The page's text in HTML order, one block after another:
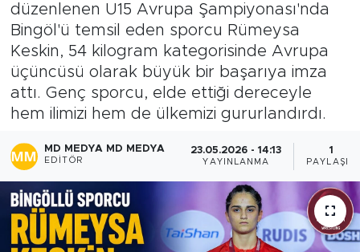
düzenlenen U15 Avrupa Şampiyonası'nda
Bingöl'ü temsil eden sporcu Rümeysa
Keskin, 54 kilogram kategorisinde Avrupa
üçüncüsü olarak büyük bir başarıya imza
attı. Genç sporcu, elde ettiği dereceyle
hem ilimizi hem de ülkemizi gururlandırdı.
MD MEDYA MD MEDYA
EDITÖR
23.05.2026 - 14:13
YAYINLANMA
1
PAYLAŞIM
MD Prestij Dergisi
Siyaset
Spor
Yaşam
Sağlık
Eğitim
Haber Arşivi